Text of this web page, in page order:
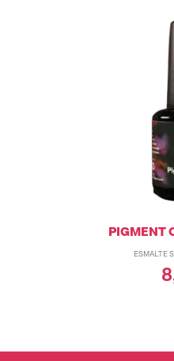
PIGMENT
ESMALTE